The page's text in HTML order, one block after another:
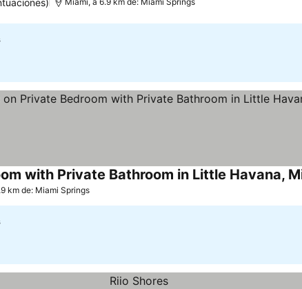
with Private Bathroom in Little Havana,
km de: Miami Springs